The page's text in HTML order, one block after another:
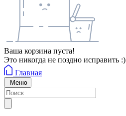
Ваша корзина пуста!
Это никогда не поздно исправить :)
Главная
Меню